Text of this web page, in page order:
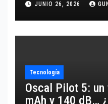
JUNIO 26, 2026
Tecnología
Oscal Pilot 5: un
mAh y 140 dB…